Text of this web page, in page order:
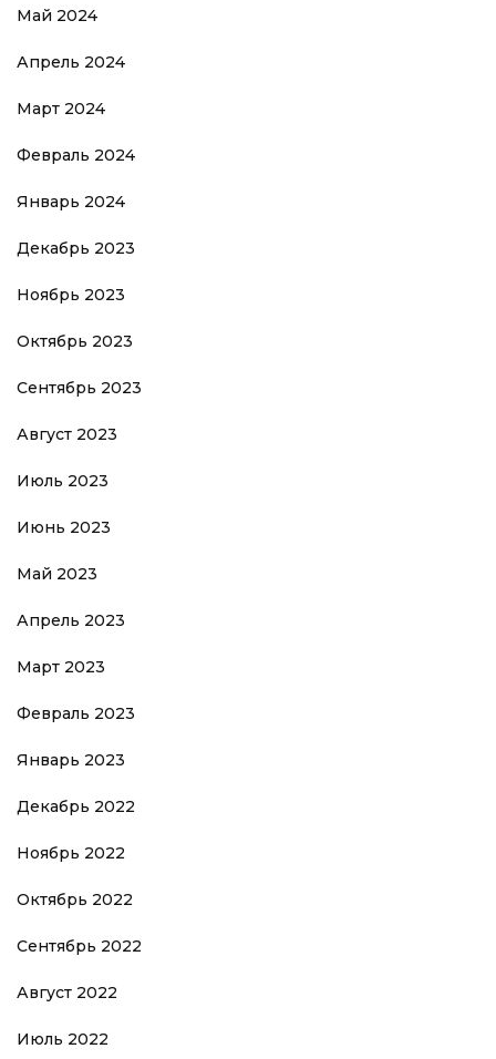
Май 2024
Апрель 2024
Март 2024
Февраль 2024
Январь 2024
Декабрь 2023
Ноябрь 2023
Октябрь 2023
Сентябрь 2023
Август 2023
Июль 2023
Июнь 2023
Май 2023
Апрель 2023
Март 2023
Февраль 2023
Январь 2023
Декабрь 2022
Ноябрь 2022
Октябрь 2022
Сентябрь 2022
Август 2022
Июль 2022